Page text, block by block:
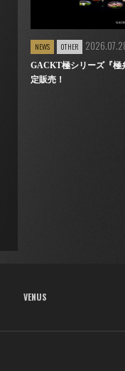
NEWS OTHER
GACKT極シリーズ『極
定販売！
VENUS